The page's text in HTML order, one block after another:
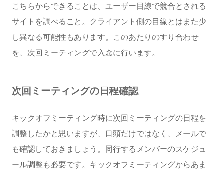
こちらからできることは、ユーザー目線で競合とされる
サイトを調べること。クライアント側の目線とはまた少
し異なる可能性もあります。このあたりのすり合わせ
を、次回ミーティングで入念に行います。
次回ミーティングの日程確認
キックオフミーティング時に次回ミーティングの日程を
調整したかと思いますが、口頭だけではなく、メールで
も確認しておきましょう。同行するメンバーのスケジュ
ール調整も必要です。キックオフミーティングからあま